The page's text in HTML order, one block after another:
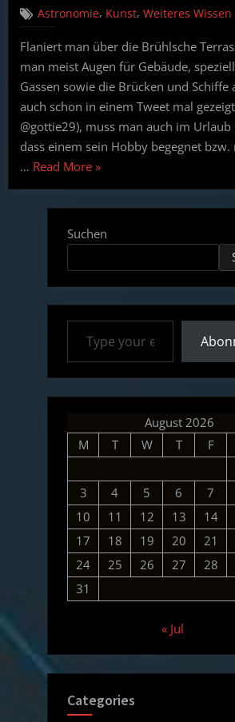
Astronomie, Kunst,Weiteres Wissen
Flaniert man über die Brühlsche
man meist Augen für Gebäude,
Gassen sowie die Brücken und Schiffe
auch schon in einem Tweet mal
@gottie29), muss man auch im
dass einem sein Hobby begegnet
… Read More“Astronomie
im
Urlaub
Das
in
Dresden”
»
Suchen
Type your email…
August 2026
M
T W T F
3
4 5 6 7
10
11 12 13 14
17
18 19 20 21
24
25 26 27 28
31
« Jul
Categories